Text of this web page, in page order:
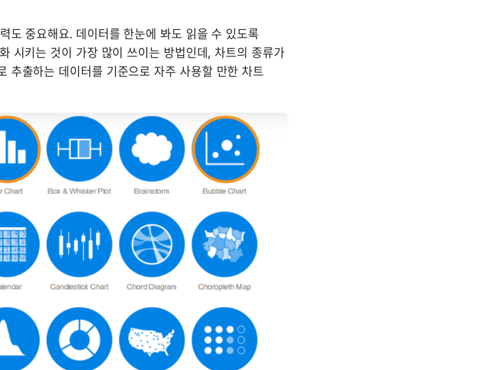
도 중요해요. 데이터를 한눈에 봐도 읽을 수 있도록
시키는 것이 가장 많이 쓰이는 방법인데, 차트의 종류가
추출하는 데이터를 기준으로 자주 사용할 만한 차트